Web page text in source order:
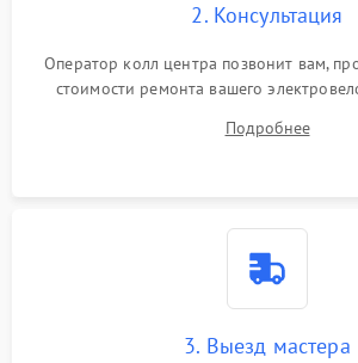
2. Консультация
Оператор колл центра позвонит вам,
стоимости ремонта вашего
Подробнее
3. Выезд мастера